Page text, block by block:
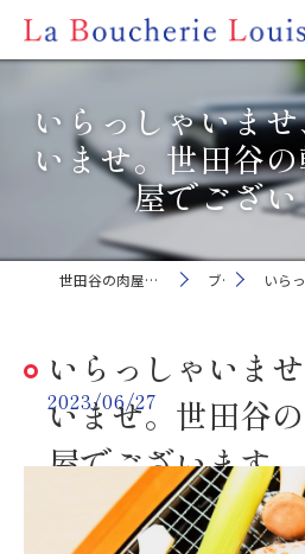
いらっしゃいま
いませ。世田谷
屋でござ
世田谷の肉屋ならLa Boucherie Louis ブログ いらっしゃ
いらっしゃいま
いませ。世田谷
屋でございます。
2023/06/27